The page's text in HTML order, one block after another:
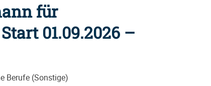
für
01.09.2026 –
Berufe (Sonstige)